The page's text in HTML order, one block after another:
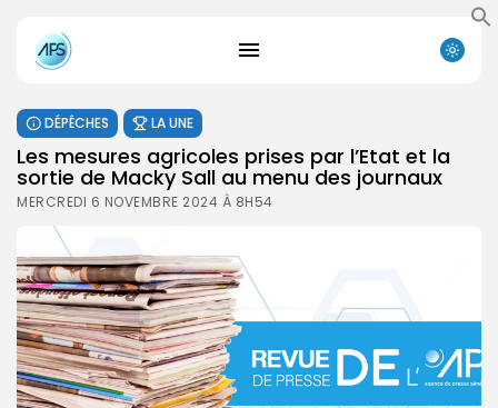
DÉPÊCHES LA UNE
Les mesures agricoles prises par l’Etat et la
sortie de Macky Sall au menu des journaux
MERCREDI 6 NOVEMBRE 2024 À 8H54